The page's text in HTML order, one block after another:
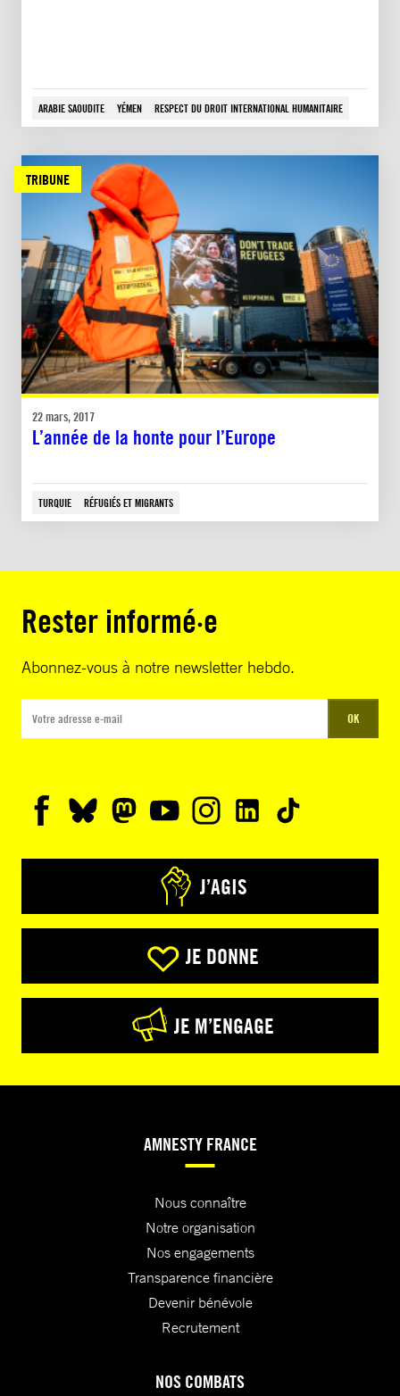
ARABIE SAOUDITE YÉMEN RESPECT DU DROIT INTERNATIONAL HUMANITAIRE
TRIBUNE
22 mars, 2017
L’année de la honte pour l’Europe
TURQUIE RÉFUGIÉS ET MIGRANTS
Rester informé·e
Abonnez-vous à notre newsletter hebdo.
OK
J’AGIS
JE DONNE
JE M’ENGAGE
AMNESTY FRANCE
Nous connaître
Notre organisation
Nos engagements
Transparence financière
Devenir bénévole
Recrutement
NOS COMBATS